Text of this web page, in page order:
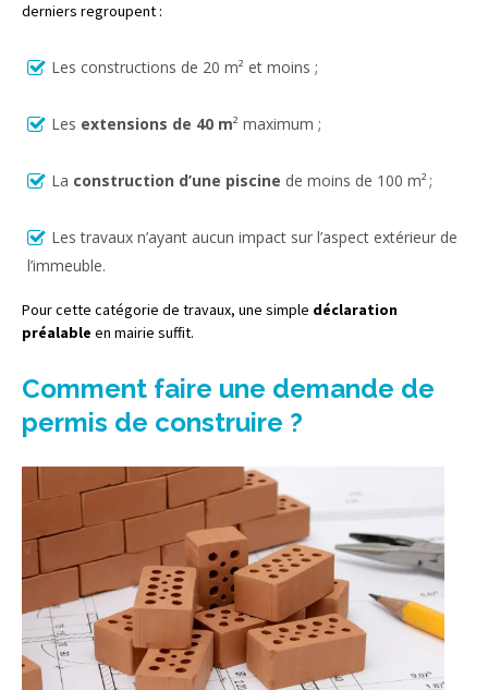
derniers regroupent :
Les constructions de 20 m² et moins ;
Les extensions de 40 m² maximum ;
La construction d’une piscine de moins de 100 m² ;
Les travaux n’ayant aucun impact sur l’aspect extérieur de
l’immeuble.
Pour cette catégorie de travaux, une simple déclaration
préalable en mairie suffit.
Comment faire une demande de
permis de construire ?